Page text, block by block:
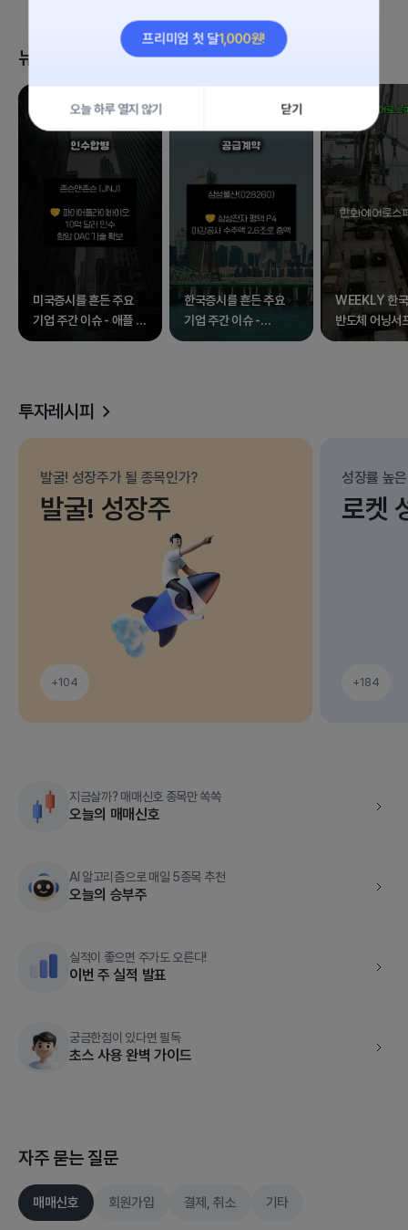
프리미엄 첫 달1,000원!
오늘 하루 열지 않기 닫기
뉴스 클립
미국증시를 흔든 주요
기업 주간 이슈 - 애플 외
17종목
한국증시를 흔든 주요
기업 주간 이슈 -
삼성전자 외 17종목
WEEKLY 한
반도체 어닝서
속 널뛰는 증시
투자레시피
발굴! 성장주가 될 종목인가?
발굴! 성장주
+104
성장률 높
로켓
+184
지금살까? 매매신호 종목만 쏙쏙
오늘의 매매신호
AI 알고리즘으로 매일 5종목 추천
오늘의 승부주
실적이 좋으면 주가도 오른다!
이번 주 실적 발표
궁금한점이 있다면 필독
초스 사용 완벽 가이드
자주 묻는 질문
매매신호 회원가입 결제, 취소 기타